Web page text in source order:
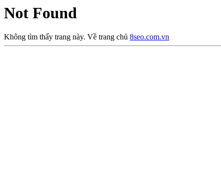
Not Found
Không tìm thấy trang này. Về trang chủ 8seo.com.vn